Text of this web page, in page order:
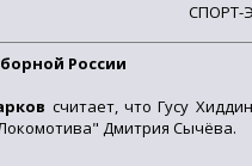
СПОРТ-
России
считает, что Гусу
Дмитрия Сычёва.